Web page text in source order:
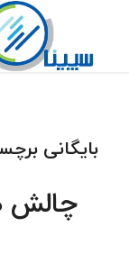
بایگانی
چالش